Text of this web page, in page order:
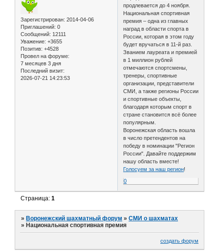
Зарегистрирован: 2014-04-06
Приглашений: 0
Сообщений: 12111
Уважение: +3655
Позитив: +4528
Провел на форуме:
7 месяцев 3 дня
Последний визит:
2026-07-21 14:23:53
продлевается до 4 ноября.
Национальная спортивная
премия – одна из главных
наград в области спорта в
России, которая в этом году
будет вручаться в 11-й раз.
Званием лауреата и премией
в 1 миллион рублей
отмечаются спортсмены,
тренеры, спортивные
организации, представители
СМИ, а также регионы России
и спортивные объекты,
благодаря которым спорт в
стране становится всё более
популярным.
Воронежская область вошла
в число претендентов на
победу в номинации "Регион
России". Давайте поддержим
нашу область вместе!
Голосуем за наш регион!
0
Страница:1
» Воронежский шахматный форум »СМИ о шахматах
» Национальная спортивная премия
создать форум